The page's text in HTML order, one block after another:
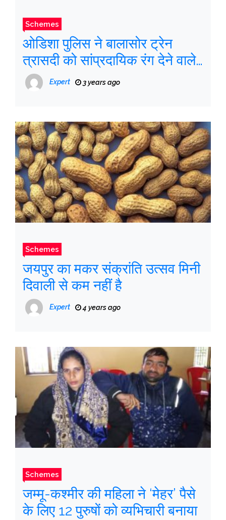
Schemes
ओडिशा पुलिस ने बालासोर ट्रेन
त्रासदी को सांप्रदायिक रंग देने वाले
‘शरारती’ लोगों के खिलाफ कानूनी
कार्रवाई का संकल्प लिया
Expert 3 years ago
Schemes
जयपुर का मकर संक्रांति उत्सव मिनी
दिवाली से कम नहीं है
Expert 4 years ago
Schemes
जम्मू-कश्मीर की महिला ने ‘मेहर’ पैसे
के लिए 12 पुरुषों को व्यभिचारी बनाया